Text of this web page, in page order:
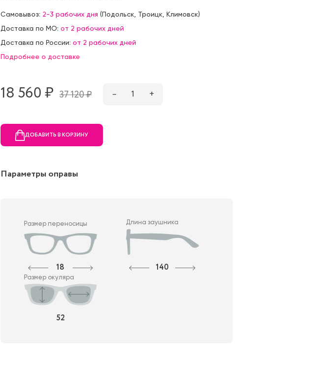
Самовывоз: 2-3 рабочих дня (Подольск, Троицк, Климовск)
Доставка по МО: от 2 рабочих дней
Доставка по России: от 2 рабочих дней
Подробнее о доставке
18 560 ₷ 37 120 ₷ – 1 +
ДОБАВИТЬ В КОРЗИНУ
Параметры оправы
Размер переносицы
18
Длина заушника
140
Размер окуляра
52